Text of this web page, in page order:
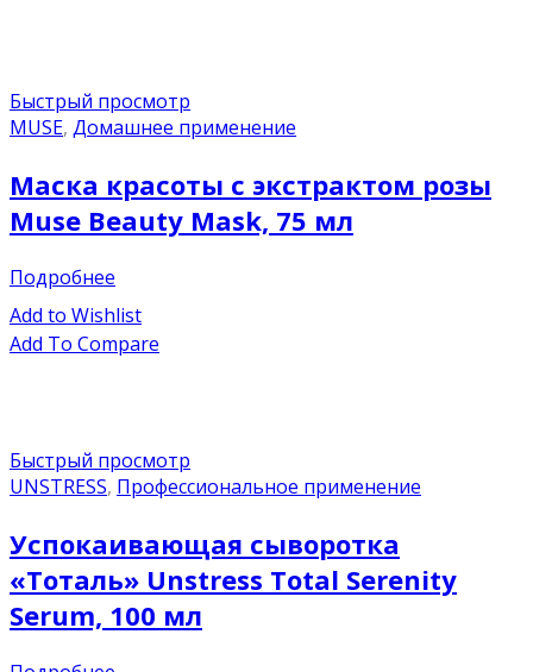
Быстрый просмотр
MUSE, Домашнее применение
Маска красоты с экстрактом розы
Muse Beauty Mask, 75 мл
Подробнее
Add to Wishlist
Add To Compare
Быстрый просмотр
UNSTRESS, Профессиональное применение
Успокаивающая сыворотка
«Тоталь» Unstress Total Serenity
Serum, 100 мл